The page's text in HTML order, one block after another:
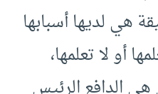
هي لديها أسبابها
أو لا تعلمها،